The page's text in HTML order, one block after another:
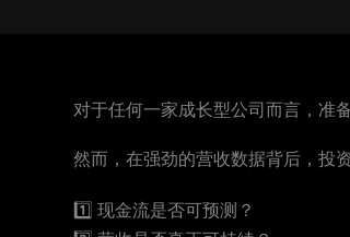
对于任何一家成长型公司而言，准
然而，在强劲的营收数据背后，投
1️⃣ 现金流是否可预测？